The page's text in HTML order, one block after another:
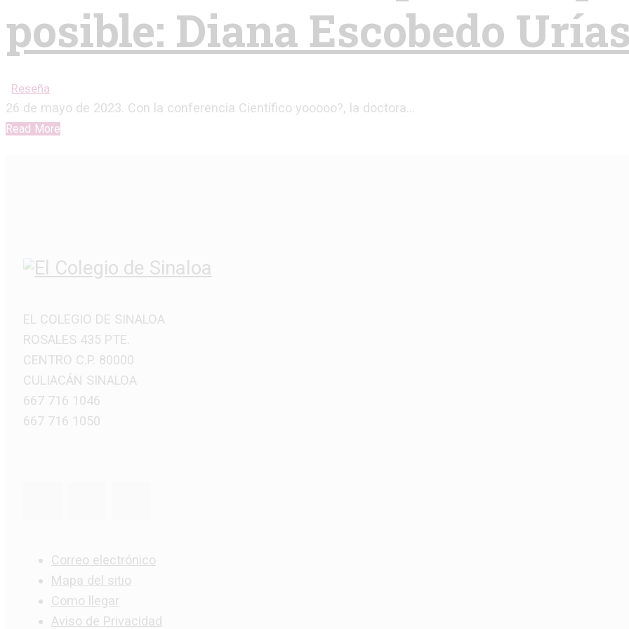
posible: Diana Escobedo
Reseña
26 de mayo de 2023. Con la conferencia Científico yooooo?, la doctora…
Read More
EL COLEGIO DE SINALOA
ROSALES 435 PTE.
CENTRO C.P. 80000
CULIACÁN SINALOA
667 716 1046
667 716 1050
Correo electrónico
Mapa del sitio
Como llegar
Aviso de Privacidad